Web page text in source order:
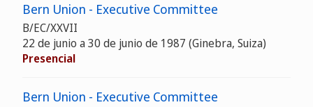
Bern Union - Executive Committee
B/EC/XXVII
22 de junio a 30 de junio de 1987 (Ginebra, Suiza)
Presencial
Bern Union - Executive Committee